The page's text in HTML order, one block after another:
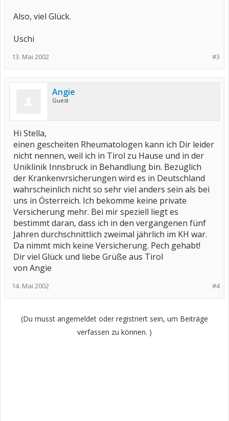
Also, viel Glück.
Uschi
#3
13. Mai 2002
Angie
Guest
Hi Stella,
einen gescheiten Rheumatologen kann ich Dir leider
nicht nennen, weil ich in Tirol zu Hause und in der
Uniklinik Innsbruck in Behandlung bin. Bezüglich
der Krankenvrsicherungen wird es in Deutschland
wahrscheinlich nicht so sehr viel anders sein als bei
uns in Österreich. Ich bekomme keine private
Versicherung mehr. Bei mir speziell liegt es
bestimmt daran, dass ich in den vergangenen fünf
Jahren durchschnittlich zweimal jährlich im KH war.
Da nimmt mich keine Versicherung. Pech gehabt!
Dir viel Glück und liebe Grüße aus Tirol
von Angie
#4
14. Mai 2002
(Du musst angemeldet oder registriert sein, um Beiträge
verfassen zu können. )